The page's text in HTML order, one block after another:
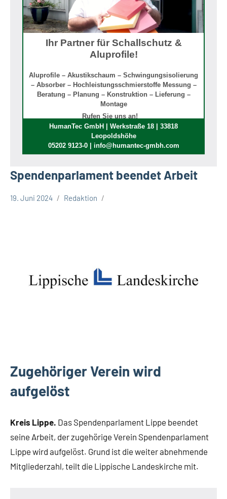
Ihr Partner für Schallschutz &
Aluprofile!
Aluprofile – Akustikschaum – Schwingungsisolierung
– Absorber – Hochleistungsschmierstoffe Messung –
Beratung – Planung – Konstruktion – Lieferung –
Montage
Rufen Sie uns an!
HumanTec GmbH | Werkstraße 18 | 33818
Leopoldshöhe
05202 9123-0 | info@humantec-gmbh.com
Spendenparlament beendet Arbeit
19. Juni 2024 Redaktion
Zugehöriger Verein wird
aufgelöst
Kreis Lippe. Das Spendenparlament Lippe beendet
seine Arbeit, der zugehörige Verein Spendenparlament
Lippe wird aufgelöst. Grund ist die weiter abnehmende
Mitgliederzahl, teilt die Lippische Landeskirche mit.